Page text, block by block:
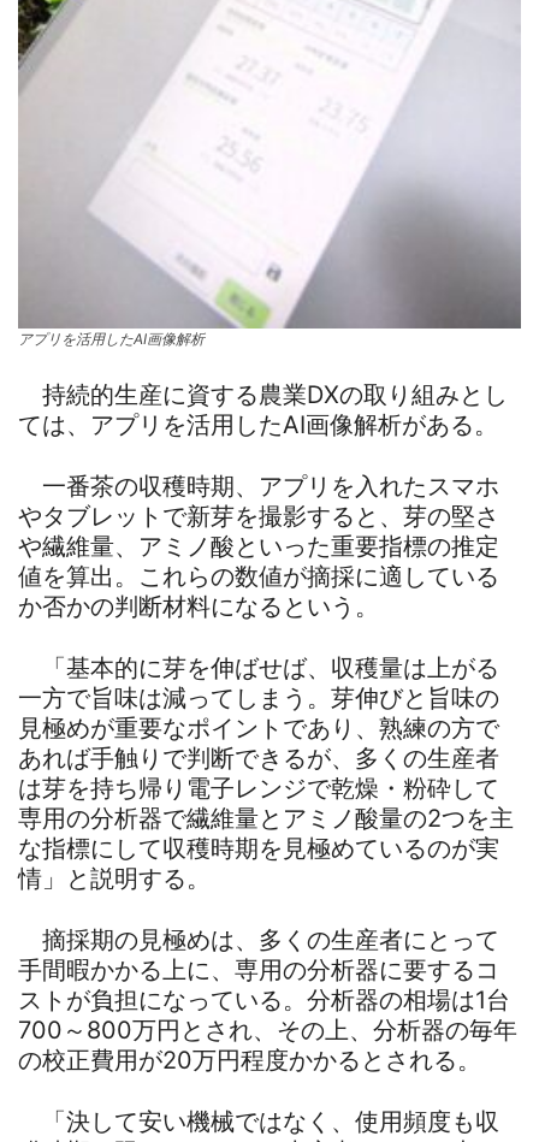
アプリを活用したAI画像解析
持続的生産に資する農業DXの取り組みとし
ては、アプリを活用したAI画像解析がある。
一番茶の収穫時期、アプリを入れたスマホ
やタブレットで新芽を撮影すると、芽の堅さ
や繊維量、アミノ酸といった重要指標の推定
値を算出。これらの数値が摘採に適している
か否かの判断材料になるという。
「基本的に芽を伸ばせば、収穫量は上がる
一方で旨味は減ってしまう。芽伸びと旨味の
見極めが重要なポイントであり、熟練の方で
あれば手触りで判断できるが、多くの生産者
は芽を持ち帰り電子レンジで乾燥・粉砕して
専用の分析器で繊維量とアミノ酸量の2つを主
な指標にして収穫時期を見極めているのが実
情」と説明する。
摘採期の見極めは、多くの生産者にとって
手間暇かかる上に、専用の分析器に要するコ
ストが負担になっている。分析器の相場は1台
700～800万円とされ、その上、分析器の毎年
の校正費用が20万円程度かかるとされる。
「決して安い機械ではなく、使用頻度も収